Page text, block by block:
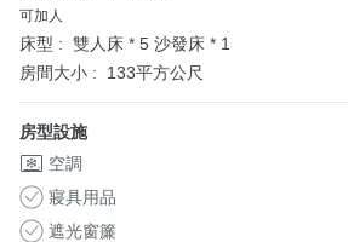
可加人
床型 : 雙人床 * 5 沙發床 * 1
房間大小 :
133平方公尺
房型設施
空調
寢具用品
遮光窗簾